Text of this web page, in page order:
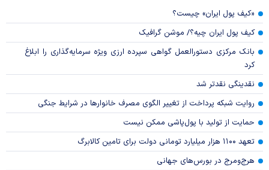
«کیف پول ایران» چیست؟
کیف پول ایران چیه؟/ موشن گرافیک
بانک مرکزی دستورالعمل گواهی سپرده ارزی ویژه سرمایه‌گذاری را ابلاغ
کرد
نقدینگی نقدتر شد
روایت شبکه پرداخت از تغییر الگوی مصرف خانوار‌ها در شرایط جنگی
حمایت از تولید با پول‌پاشی ممکن نیست
تعهد ۱۱۰۰ هزار میلیارد تومانی دولت برای تامین کالابرگ
هرج‌ومرج در بورس‌های جهانی